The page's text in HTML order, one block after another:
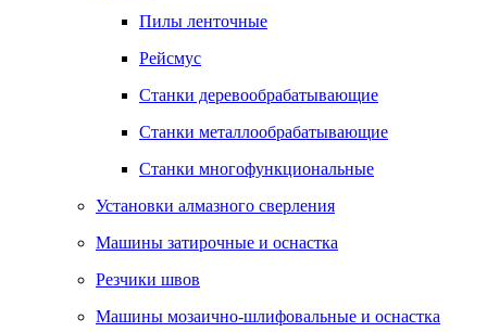
Пилы ленточные
Рейсмус
Станки деревообрабатывающие
Станки металлообрабатывающие
Станки многофункциональные
Установки алмазного сверления
Машины затирочные и оснастка
Резчики швов
Машины мозаично-шлифовальные и оснастка